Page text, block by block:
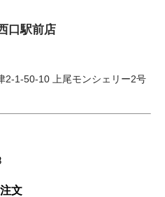
口駅前店
2-1-50-10 上尾モンシェリー2号
文